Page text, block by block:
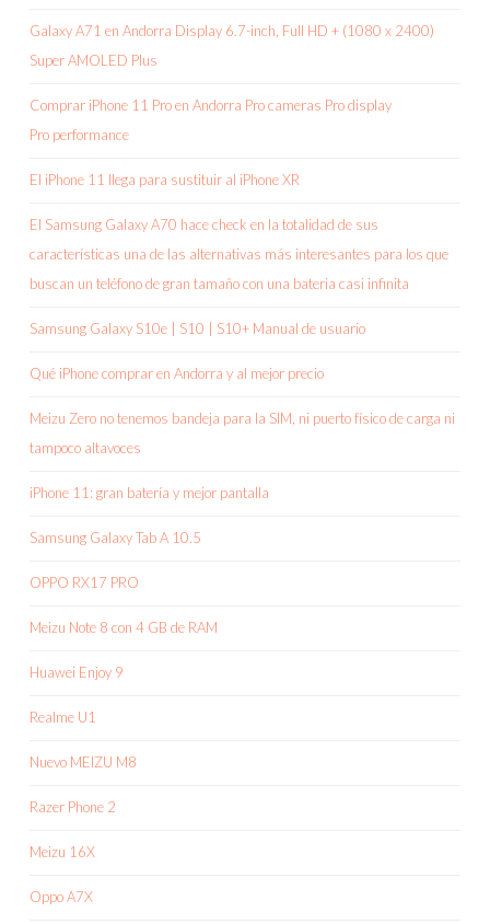
Galaxy A71 en Andorra Display 6.7-inch, Full HD + (1080 x 2400)
Super AMOLED Plus
Comprar iPhone 11 Pro en Andorra Pro cameras Pro display
Pro performance
El iPhone 11 llega para sustituir al iPhone XR
El Samsung Galaxy A70 hace check en la totalidad de sus
características una de las alternativas más interesantes para los que
buscan un teléfono de gran tamaño con una bateria casi infinita
Samsung Galaxy S10e | S10 | S10+ Manual de usuario
Qué iPhone comprar en Andorra y al mejor precio
Meizu Zero no tenemos bandeja para la SIM, ni puerto físico de carga ni
tampoco altavoces
iPhone 11: gran batería y mejor pantalla
Samsung Galaxy Tab A 10.5
OPPO RX17 PRO
Meizu Note 8 con 4 GB de RAM
Huawei Enjoy 9
Realme U1
Nuevo MEIZU M8
Razer Phone 2
Meizu 16X
Oppo A7X